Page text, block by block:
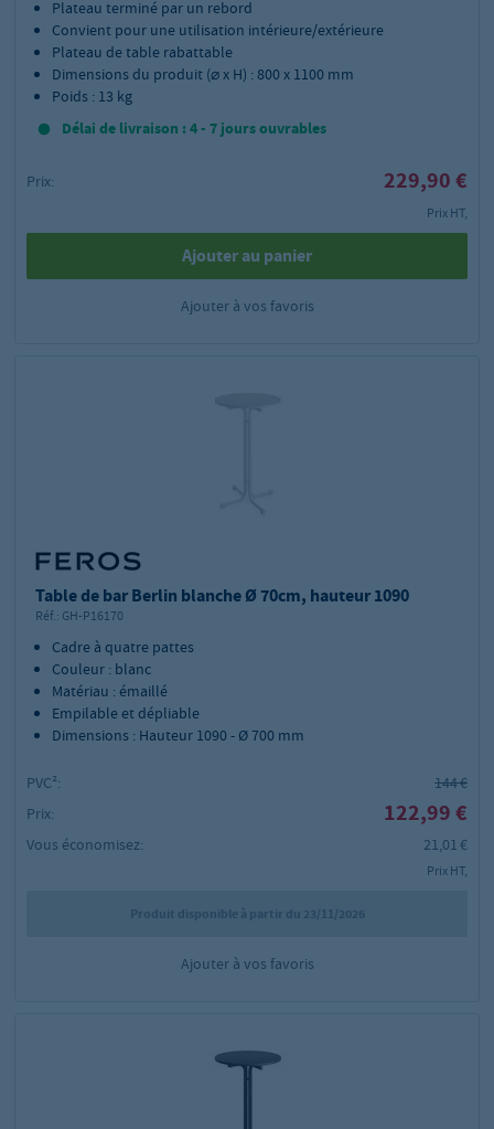
Plateau terminé par un rebord
Convient pour une utilisation intérieure/extérieure
Plateau de table rabattable
Dimensions du produit (⌀ x H) : 800 x 1100 mm
Poids : 13 kg
Délai de livraison : 4 - 7 jours ouvrables
Prix: 229,90 €
Prix HT,
Ajouter au panier
Ajouter à vos favoris
Table de bar Berlin blanche Ø 70cm, hauteur 1090
Réf.: GH-P16170
Cadre à quatre pattes
Couleur : blanc
Matériau : émaillé
Empilable et dépliable
Dimensions : Hauteur 1090 - Ø 700 mm
PVC²:
144 €
Prix:
122,99 €
Vous économisez: 21,01 €
Prix HT,
Produit disponible à partir du 23/11/2026
Ajouter à vos favoris